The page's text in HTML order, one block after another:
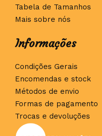
Tabela de Tamanhos
Mais sobre nós
Informações
Condições Gerais
Encomendas e stock
Métodos de envio
Formas de pagamento
Trocas e devoluções